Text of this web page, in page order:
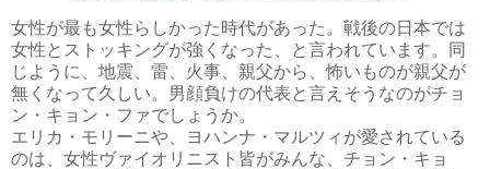
女性が最も女性らしかった時代があった。戦後の日本では
女性とストッキングが強くなった、と言われています。同
じように、地震、雷、火事、親父から、怖いものが親父が
無くなって久しい。男顔負けの代表と言えそうなのがチョ
ン・キョン・ファでしょうか。
エリカ・モリーニや、ヨハンナ・マルツィが愛されている
のは、女性ヴァイオリニスト皆がみんな、チョン・キョ